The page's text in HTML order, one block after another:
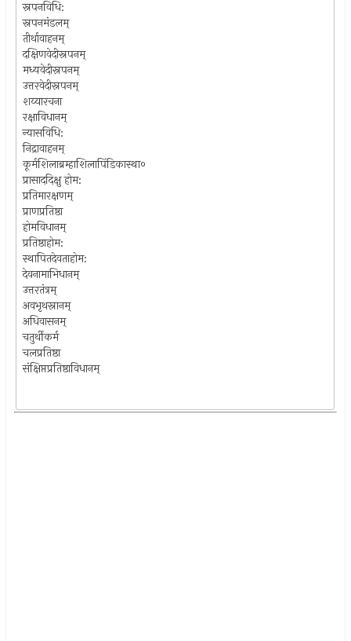
स्नपनविधि:
स्नपनमंडलम्‌
तीर्थावाहनम्‌
दक्षिणवेदीस्नपनम्‌
मध्यवेदीस्नपनम्‌
उत्तरवेदीस्नपनम्‌
शय्यारचना
रक्षाविधानम्
न्यासविधि:
निद्रावाहनम्
कूर्मशिलाब्रम्हाशिलापिंडिकास्था०
प्रासाददिक्षु होम:
प्रतिमारक्षणम्
प्राणप्रतिष्ठा
होमविधानम्‌
प्रतिष्ठाहोम:
स्थापितदेवताहोम:
देवनामाभिधानम्‌
उत्तरतंत्रम्‌
अवभृथस्नानम्‌
अधिवासनम्‌
चतुर्थीकर्म
चलप्रतिष्ठा
संक्षिप्तप्रतिष्ठाविधानम्‌